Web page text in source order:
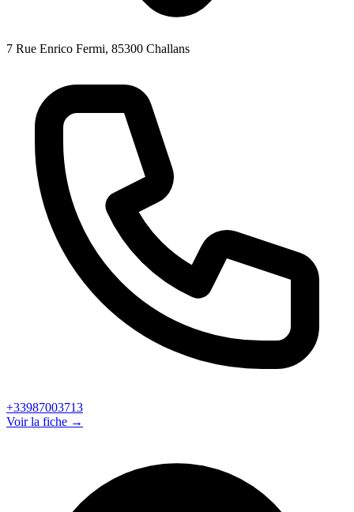
7 Rue Enrico Fermi, 85300 Challans
+33987003713
Voir la fiche →